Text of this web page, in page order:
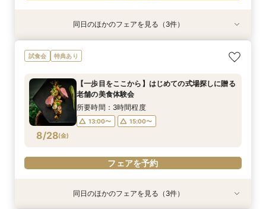
8/27(木
【タイパ重視！60分で完結◎】オンラインで会
場案内＆相談会
12:00〜
14:00〜
16:00〜
17:00〜
特典あり
8/27(木
【八坂神社挙式希望の方へ】国宝神社×中村楼の
本格和婚体験一日一組の空間で味わう480年の歴
所要時間：3時間程度
特典あり
8/27(木
【少人数のお食事会に】緑あふれる名庭を望む1
日1組棟邸宅を貸切にして大切なご家族を丁寧に
所要時間：3時間程度
同日のほかのフェアを見る（3件）
試食会 特典あり
8/28(金)
【一歩目をここから】はじめての式場探しに贈る
老舗の美食体験会
所要時間：3時間程度
13:00〜 15:00〜
フェアを予約
特典あり
特典あり同日のほかのフェアを見る（3件）